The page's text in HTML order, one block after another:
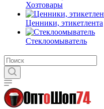
Хозтовары
Ценники, этикетлента
Стеклоомыватель